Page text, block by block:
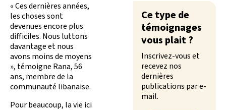
« Ces dernières années,
les choses sont
devenues encore plus
difficiles. Nous luttons
davantage et nous
avons moins de moyens
», témoigne Rana, 56
ans, membre de la
communauté libanaise.
Pour beaucoup, la vie ici
Ce type de
témoignages
vous plait ?
Inscrivez-vous et
recevez nos
dernières
publications par e-
mail.